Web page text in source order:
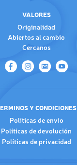
VALORES
Originalidad
Abiertos al cambio
Cercanos
Y CONDICIONES
Políticas de envío
Políticas de devolución
Políticas de privacidad